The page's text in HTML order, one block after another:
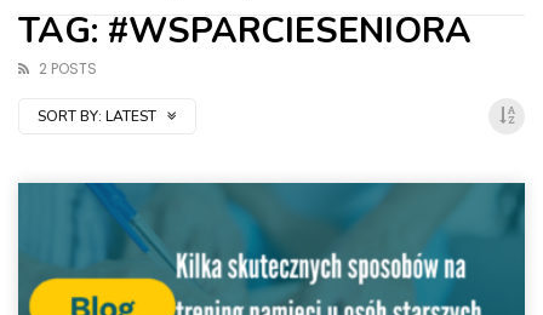
TAG: #WSPARCIESENIORA
2 POSTS
SORT BY: LATEST